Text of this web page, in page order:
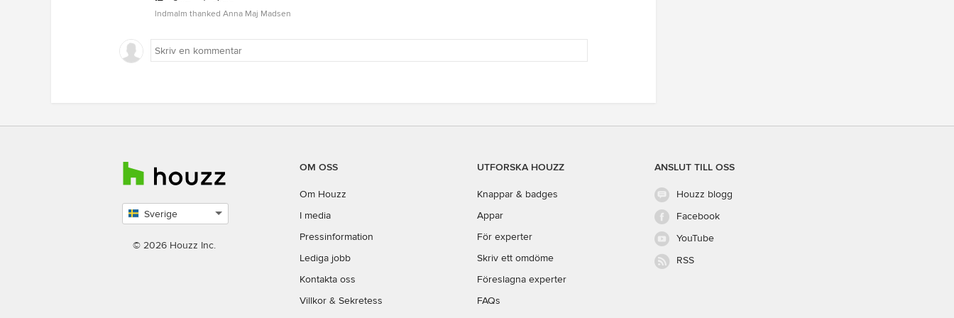
möbleringen. Svårt att gissa dina
lndmalm thanked Anna Maj Madsen
Sverige
country
© 2026 Houzz Inc.
OM OSS
Om Houzz
I media
Pressinformation
Lediga jobb
Kontakta oss
Villkor & Sekretess
UTFORSKA HOUZZ
Knappar & badges
Appar
För experter
Skriv ett omdöme
Föreslagna experter
FAQs
ANSLUT TILL OSS
Houzz blogg
Facebook
YouTube
RSS